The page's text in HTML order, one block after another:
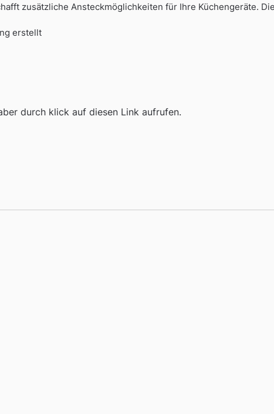
zusätzliche Ansteckmöglichkeiten für Ihre Küchengeräte.
erstellt
durch klick auf diesen Link aufrufen.